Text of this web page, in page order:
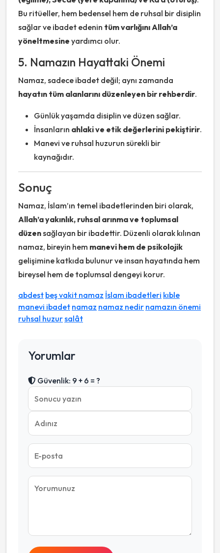
Bu ritüeller, hem bedensel hem de ruhsal bir disiplin
sağlar ve ibadet edenin tüm varlığını Allah’a
yöneltmesine yardımcı olur.
5. Namazın Hayattaki Önemi
Namaz, sadece ibadet değil; aynı zamanda
hayatın tüm alanlarını düzenleyen bir rehberdir.
Günlük yaşamda disiplin ve düzen sağlar.
İnsanların ahlaki ve etik değerlerini pekiştirir.
Manevi ve ruhsal huzurun sürekli bir
kaynağıdır.
Sonuç
Namaz, İslam’ın temel ibadetlerinden biri olarak,
Allah’a yakınlık, ruhsal arınma ve toplumsal
düzensağlayan bir ibadettir. Düzenli olarak kılınan
namaz, bireyin hem manevi hem de psikolojik
gelişimine katkıda bulunur ve insan hayatında hem
bireysel hem de toplumsal dengeyi korur.
abdest beş vakit namaz İslam ibadetleri kıble
manevi ibadet namaz namaz nedir namazın önemi
ruhsal huzursalât
Yorumlar
Güvenlik: 9 + 6 = ?